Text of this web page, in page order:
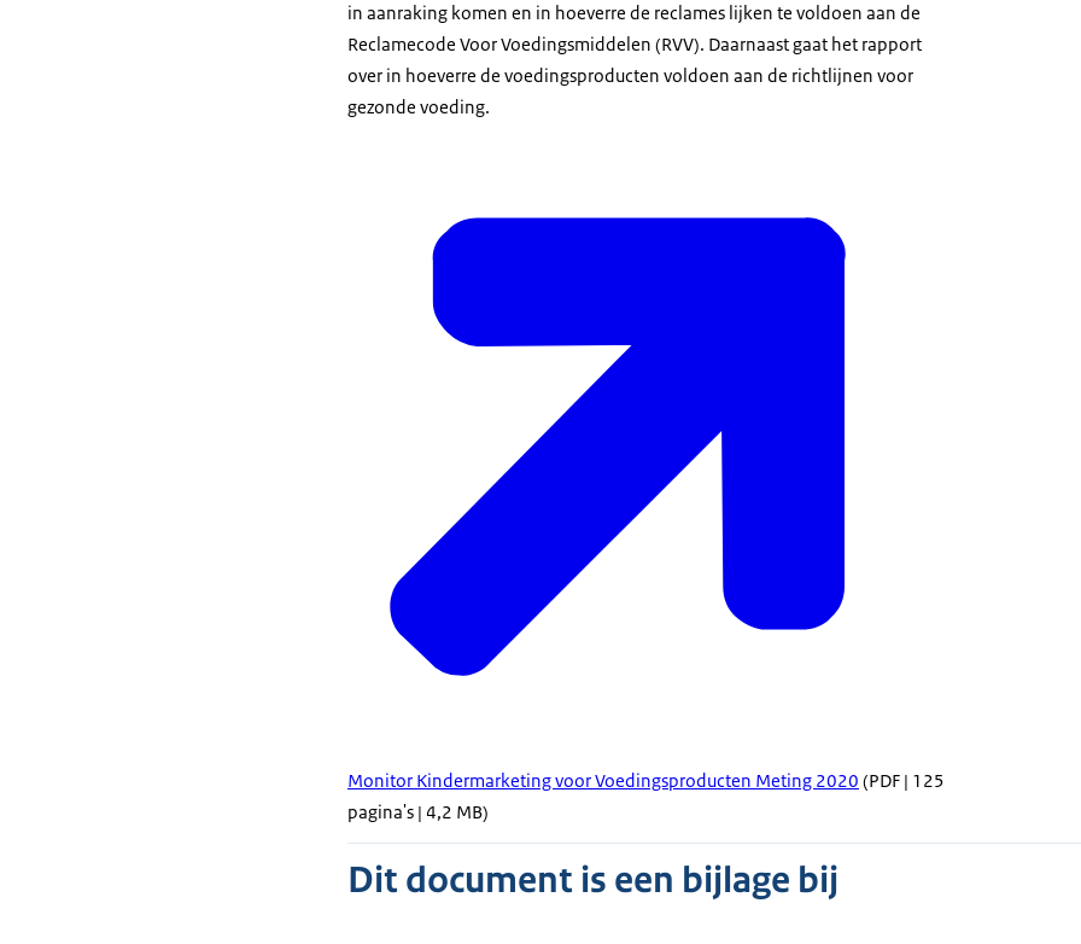
in aanraking komen en in hoeverre de reclames lijken te voldoen aan de
Reclamecode Voor Voedingsmiddelen (RVV). Daarnaast gaat het rapport
over in hoeverre de voedingsproducten voldoen aan de richtlijnen voor
gezonde voeding.
Monitor Kindermarketing voor Voedingsproducten Meting 2020 (PDF | 125
pagina's | 4,2 MB)
Dit document is een bijlage bij